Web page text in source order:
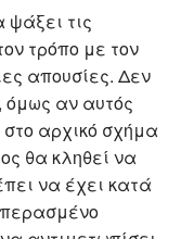
τις
τρόπο με τον
απουσίες. Δεν
όμως αν αυτός
στο αρχικό σχήμα
θα κληθεί να
να έχει κατά